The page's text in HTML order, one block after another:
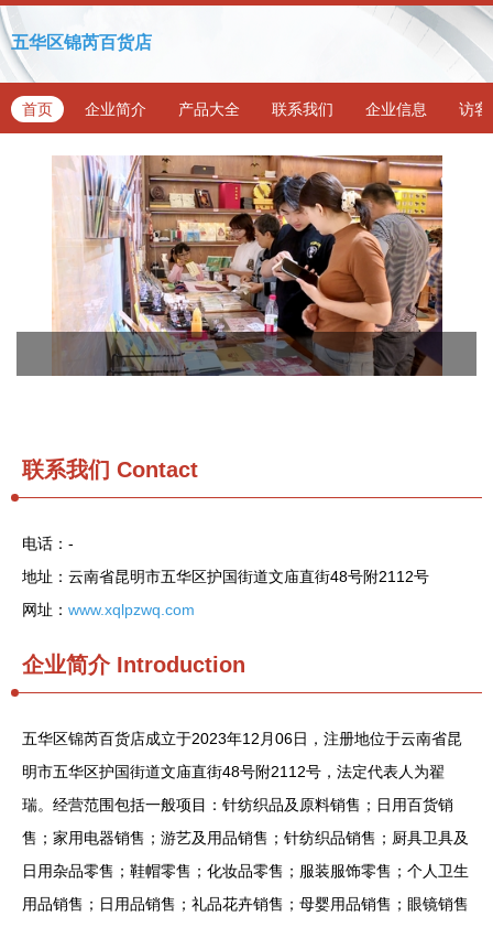
五华区锦芮百货店
首页 企业简介 产品大全 联系我们 企业信息 访客
联系我们 Contact
电话：-
地址：云南省昆明市五华区护国街道文庙直街48号附2112号
网址： www.xqlpzwq.com
企业简介Introduction
五华区锦芮百货店成立于2023年12月06日，注册地位于云南省昆
明市五华区护国街道文庙直街48号附2112号，法定代表人为翟
瑞。经营范围包括一般项目：针纺织品及原料销售；日用百货销
售；家用电器销售；游艺及用品销售；针纺织品销售；厨具卫具及
日用杂品零售；鞋帽零售；化妆品零售；服装服饰零售；个人卫生
用品销售；日用品销售；礼品花卉销售；母婴用品销售；眼镜销售